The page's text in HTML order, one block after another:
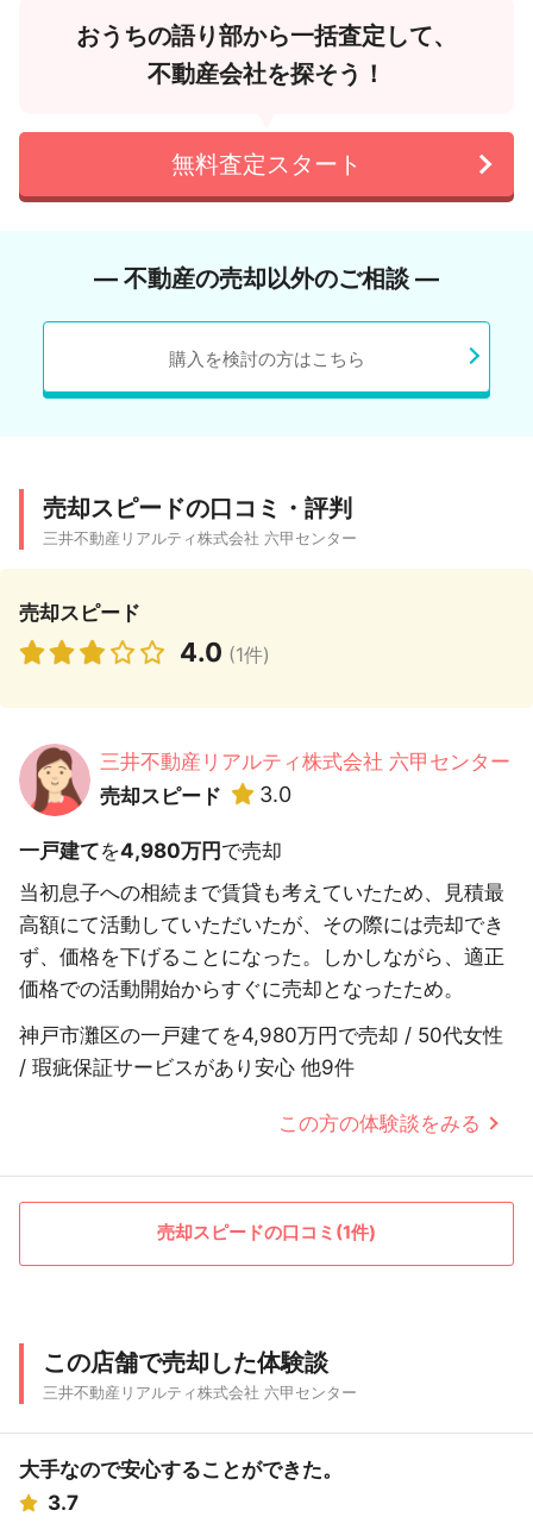
おうちの語り部から一括査定して、
不動産会社を探そう！
無料査定スタート
― 不動産の売却以外のご相談 ―
購入を検討の方はこちら
売却スピードの口コミ・評判
三井不動産リアルティ株式会社 六甲センター
売却スピード
4.0 (1件)
三井不動産リアルティ株式会社 六甲センター
売却スピード
3.0
一戸建てを4,980万円で売却
当初息子への相続まで賃貸も考えていたため、見積最
高額にて活動していただいたが、その際には売却でき
ず、価格を下げることになった。しかしながら、適正
価格での活動開始からすぐに売却となったため。
神戸市灘区の一戸建てを4,980万円で売却 / 50代女性
/ 瑕疵保証サービスがあり安心 他9件
この方の体験談をみる
売却スピードの口コミ(1件)
この店舗で売却した体験談
三井不動産リアルティ株式会社 六甲センター
大手なので安心することができた。
3.7